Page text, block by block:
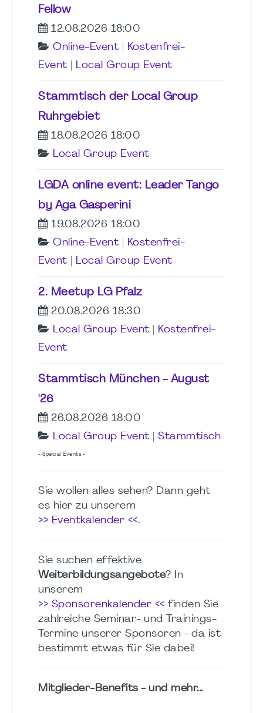
Fellow
12.08.2026 18:00
Online-Event
Kostenfrei-
Event
Local Group Event
Stammtisch der Local Group
Ruhrgebiet
18.08.2026 18:00
Local Group Event
LGDA online event: Leader Tango
by Aga Gasperini
19.08.2026 18:00
Online-Event
Kostenfrei-
Event
Local Group Event
2. Meetup LG Pfalz
20.08.2026 18:30
Local Group Event
Kostenfrei-
Event
Stammtisch München - August
'26
26.08.2026 18:00
Local Group Event
Stammtisch
- Special Events -
Sie wollen alles sehen? Dann geht
es hier zu unserem
>> Eventkalender <<.
Sie suchen effektive
Weiterbildungsangebote? In
unserem
>> Sponsorenkalender << finden Sie
zahlreiche Seminar- und Trainings-
Termine unserer Sponsoren - da ist
bestimmt etwas für Sie dabei!
Mitglieder-Benefits - und mehr...